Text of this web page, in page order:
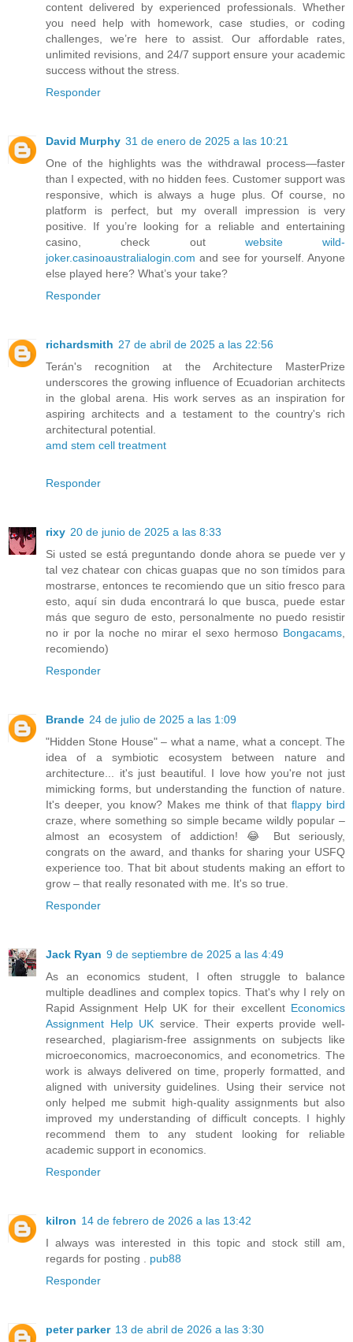
content delivered by experienced professionals. Whether
you need help with homework, case studies, or coding
challenges, we’re here to assist. Our affordable rates,
unlimited revisions, and 24/7 support ensure your academic
success without the stress.
Responder
David Murphy 31 de enero de 2025 a las 10:21
One of the highlights was the withdrawal process—faster
than I expected, with no hidden fees. Customer support was
responsive, which is always a huge plus. Of course, no
platform is perfect, but my overall impression is very
positive. If you’re looking for a reliable and entertaining
casino, check out website wild-
joker.casinoaustralialogin.com and see for yourself. Anyone
else played here? What’s your take?
Responder
richardsmith 27 de abril de 2025 a las 22:56
Terán's recognition at the Architecture MasterPrize
underscores the growing influence of Ecuadorian architects
in the global arena. His work serves as an inspiration for
aspiring architects and a testament to the country's rich
architectural potential.​
amd stem cell treatment
Responder
rixy 20 de junio de 2025 a las 8:33
Si usted se está preguntando donde ahora se puede ver y
tal vez chatear con chicas guapas que no son tímidos para
mostrarse, entonces te recomiendo que un sitio fresco para
esto, aquí sin duda encontrará lo que busca, puede estar
más que seguro de esto, personalmente no puedo resistir
no ir por la noche no mirar el sexo hermoso Bongacams
recomiendo)
Responder
Brande 24 de julio de 2025 a las 1:09
"Hidden Stone House" – what a name, what a concept. The
idea of a symbiotic ecosystem between nature and
architecture... it's just beautiful. I love how you're not just
mimicking forms, but understanding the function of nature.
It's deeper, you know? Makes me think of that flappy bird
craze, where something so simple became wildly popular –
almost an ecosystem of addiction! 😂 But seriously,
congrats on the award, and thanks for sharing your USFQ
experience too. That bit about students making an effort to
grow – that really resonated with me. It's so true.
Responder
Jack Ryan 9 de septiembre de 2025 a las 4:49
As an economics student, I often struggle to balance
multiple deadlines and complex topics. That's why I rely on
Rapid Assignment Help UK for their excellent Economics
Assignment Help UK service. Their experts provide well-
researched, plagiarism-free assignments on subjects like
microeconomics, macroeconomics, and econometrics. The
work is always delivered on time, properly formatted, and
aligned with university guidelines. Using their service not
only helped me submit high-quality assignments but also
improved my understanding of difficult concepts. I highly
recommend them to any student looking for reliable
academic support in economics.
Responder
kilron 14 de febrero de 2026 a las 13:42
I always was interested in this topic and stock still am,
regards for posting . pub88
Responder
peter parker 13 de abril de 2026 a las 3:30